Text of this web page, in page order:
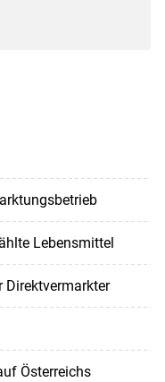
Lebensmittel
Österreichs